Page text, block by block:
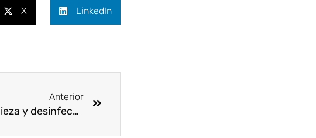
X LinkedIn
Anterior
¿Conocemos la diferencia entre limpieza y desinfección?